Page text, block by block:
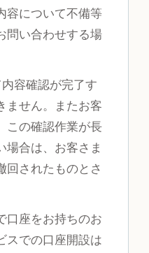
容について不備等
問い合わせする場
容確認が完了す
ません。またお客
この確認作業が長
場合は、お客さま
回されたものとさ
口座をお持ちのお
スでの口座開設は